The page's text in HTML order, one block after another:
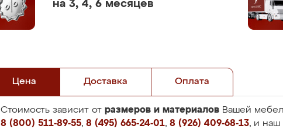
на 3, 4, 6 месяцев
Цена Доставка Оплата
Стоимость зависит от размеров и материалов Вашей
8 (800) 511-89-55, 8 (495) 665-24-01, 8 (926) 409-68-13, и наш